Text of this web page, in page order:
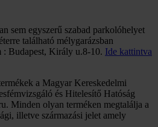
sem egyszerű szabad parkolóhelyet
található mélygarázsban
: Budapest, Király u.8-10. Ide kattintva
a Magyar Kereskedelmi
és Hitelesítő Hatóság
Minden olyan terméken megtalálja a
illetve származási jelet amely